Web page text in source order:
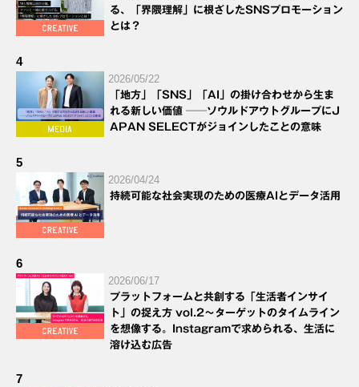
る、「界隈理解」に根ざしたSNSプロモーション
とは？
4
2026/05/22
「地方」「SNS」「AI」の掛け合わせから生ま
れる新しい価値 ──ソウルドアウトグループにJ
APAN SELECTがジョインしたことの意味
5
2026/04/24
持続可能な社会実現のための医療AIとデータ活用
6
2026/06/17
プラットフォームと共創する「生活者インサイ
ト」の捉え方 vol.2～ターゲットのタイムライン
を想像する。Instagramで求められる、生活に
溶け込む広告
7